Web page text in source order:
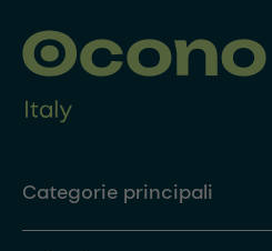
Categorie principali